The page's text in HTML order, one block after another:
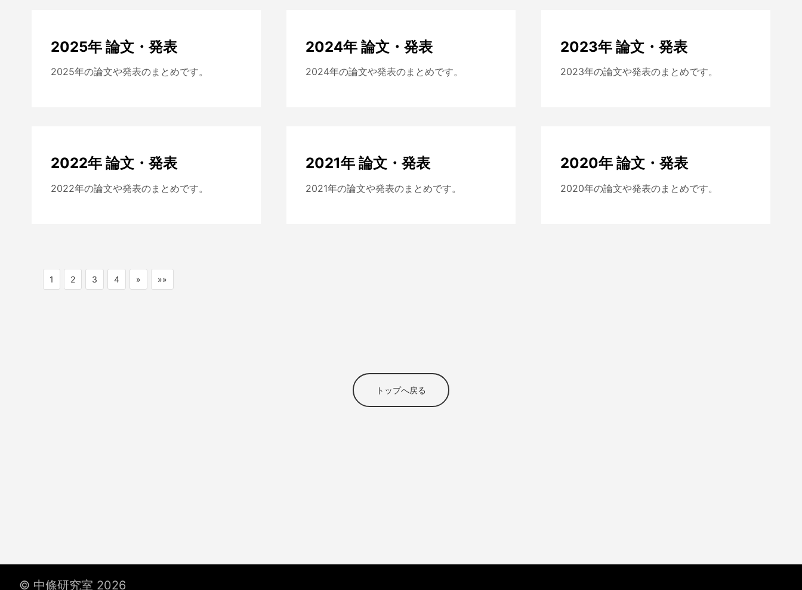
2025年 論文・発表
2025年の論文や発表のまとめです。
2024年 論文・発表
2024年の論文や発表のまとめです。
2023年 論文・発表
2023年の論文や発表のまとめです。
2022年 論文・発表
2022年の論文や発表のまとめです。
2021年 論文・発表
2021年の論文や発表のまとめです。
2020年 論文・発表
2020年の論文や発表のまとめです。
1 2 3 4 » »»
トップへ戻る
© 中條研究室 2026